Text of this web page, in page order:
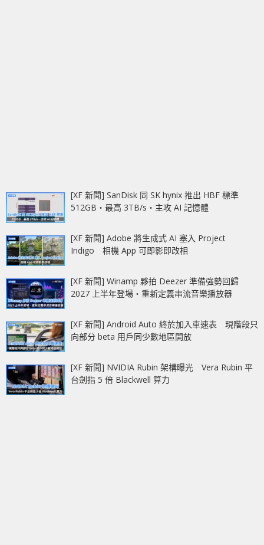
[XF 新聞] SanDisk 同 SK hynix 推出 HBF 標準
512GB‧最高 3TB/s‧主攻 AI 記憶體
[XF 新聞] Adobe 將生成式 AI 塞入 Project
Indigo 相機 App 可即影即改相
[XF 新聞] Winamp 夥拍 Deezer 準備強勢回歸
2027 上半年登場‧重新定義串流音樂播放器
[XF 新聞] Android Auto 終於加入車速表 現階段只
向部分 beta 用戶同少數地區開放
[XF 新聞] NVIDIA Rubin 架構曝光 Vera Rubin 平
台劍指 5 倍 Blackwell 算力